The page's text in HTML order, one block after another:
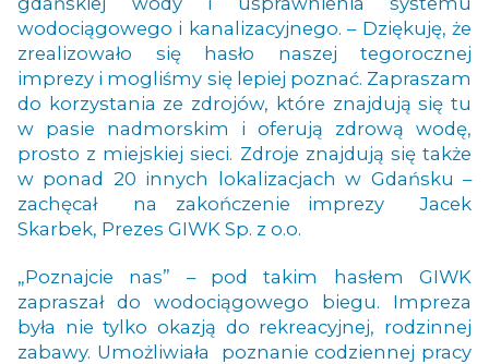
wodociągowego i kanalizacyjnego. – Dziękuję, że
zrealizowało się hasło naszej tegorocznej
imprezy i mogliśmy się lepiej poznać. Zapraszam
do korzystania ze zdrojów, które znajdują się tu
w pasie nadmorskim i oferują zdrową wodę,
prosto z miejskiej sieci. Zdroje znajdują się także
w ponad 20 innych lokalizacjach w Gdańsku –
zachęcał na zakończenie imprezy Jacek
Skarbek, Prezes GIWK Sp. z o.o.
„Poznajcie nas” – pod takim hasłem GIWK
zapraszał do wodociągowego biegu. Impreza
była nie tylko okazją do rekreacyjnej, rodzinnej
zabawy. Umożliwiała poznanie codziennej pracy